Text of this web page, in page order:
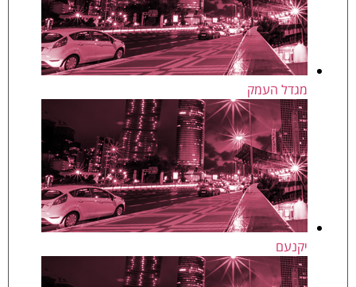
מגדל העמק
יקנעם